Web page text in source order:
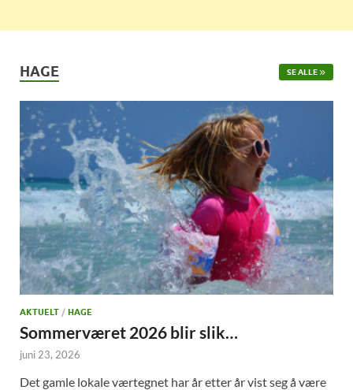
HAGE SE ALLE
AKTUELT / HAGE
Sommerværet 2026 blir slik…
juni 23, 2026
Det gamle lokale værtegnet har år etter år vist seg å være